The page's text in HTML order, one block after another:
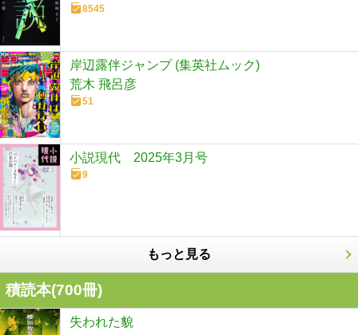
8545
岸辺露伴ジャンプ (集英社ムック)
荒木 飛呂彦
51
小説現代 2025年3月号
9
もっと見る
積読本(700冊)
失われた貌